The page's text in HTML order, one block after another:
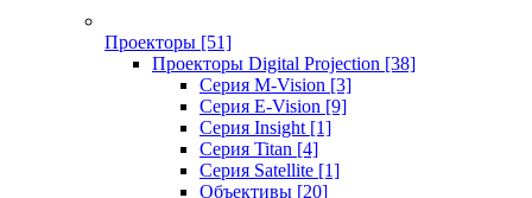
Проекторы [51]
Проекторы Digital Projection [38]
Серия M-Vision [3]
Серия E-Vision [9]
Серия Insight [1]
Серия Titan [4]
Серия Satellite [1]
Объективы [20]